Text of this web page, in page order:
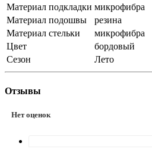
Материал подкладки микрофибра
Материал подошвы
резина
Материал стельки
микрофибра
Цвет
бордовый
Сезон
Лето
Отзывы
Нет оценок